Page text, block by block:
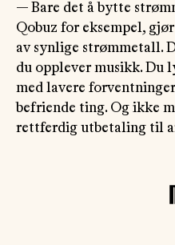
— Bare det å bytte
Qobuz for eksempel,
av synlige strømmetall.
du opplever musikk. Du
med lavere
befriende ting. Og ikke
rettferdig utbetaling til